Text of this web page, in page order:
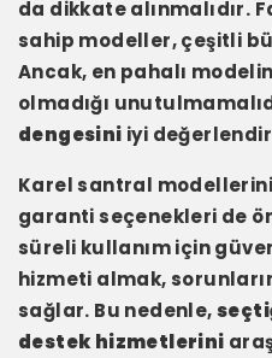
da dikkate alınmalıdır.
sahip modeller, çeşitli
Ancak, en pahalı
olmadığı
dengesini iyi
Karel santral
garanti seçenekleri de
süreli kullanım için
hizmeti almak,
sağlar. Bu nedenle,
destek hizmetlerini